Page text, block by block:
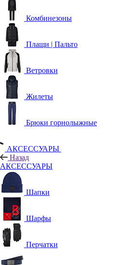
Комбинезоны
Плащи | Пальто
Ветровки
Жилеты
Брюки горнолыжные
АКСЕССУАРЫ
Назад
АКСЕССУАРЫ
Шапки
Шарфы
Перчатки